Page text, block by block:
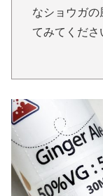
なショウガの
てみてくださ